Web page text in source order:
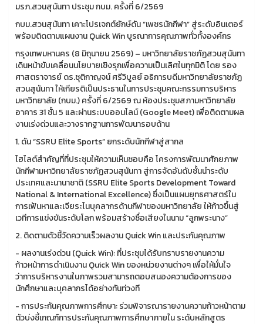
มรภ.สวนสุนันทา ประชุม กบม. ครั้งที่ 6/2569
กบม.สวนสุนันทา เคาะโปรเจกต์ยักษ์ดัน “เพชรนักกีฬา” สู่ระดับอินเตอร์
พร้อมติดตามแผนงาน Quick Win บูรณาการคุณภาพทั่วทั้งองค์กร
กรุงเทพมหานคร (8 มิถุนายน 2569) – มหาวิทยาลัยราชภัฏสวนสุนันทา
เดินหน้าขับเคลื่อนนโยบายเชิงรุกเพื่อความเป็นเลิศในทุกมิติ โดย รอง
ศาสตราจารย์ ดร.ชุติกาญจน์ ศรีวิบูลย์ อธิการบดีมหาวิทยาลัยราชภัฏ
สวนสุนันทา ให้เกียรติเป็นประธานในการประชุมคณะกรรมการบริหาร
มหาวิทยาลัย (กบม.) ครั้งที่ 6/2569 ณ ห้องประชุมสภามหาวิทยาลัย
อาคาร 31 ชั้น 5 และผ่านระบบออนไลน์ (Google Meet) เพื่อติดตามผล
งานเร่งด่วนและวางรากฐานการพัฒนารอบด้าน
1. ดัน “SSRU Elite Sports” ยกระดับนักกีฬาสู่สากล
ไฮไลต์สำคัญที่ที่ประชุมให้ความเห็นชอบคือ โครงการพัฒนาศักยภาพ
นักกีฬามหาวิทยาลัยราชภัฏสวนสุนันทา สู่การจัดอันดับชั้นนำระดับ
ประเทศและนานาชาติ (SSRU Elite Sports Development Toward
National & International Excellence) ซึ่งเป็นแผนยุทธศาสตร์ใน
การเฟ้นหาและเจียระไนบุคลากรด้านกีฬาของมหาวิทยาลัย ให้ก้าวขึ้นสู่
เวทีการแข่งขันระดับโลก พร้อมสร้างชื่อเสียงในนาม “ลูกพระนาง”
2. ติดตามตัวชี้วัดความเร็วผลงาน Quick Win และประกันคุณภาพ
- ผลงานเร่งด่วน (Quick Win): ที่ประชุมได้รับทราบรายงานความ
ก้าวหน้าการดำเนินงาน Quick Win ของหน่วยงานต่างๆ เพื่อให้มั่นใจ
ว่าการบริหารงานในภาพรวมสามารถตอบสนองความต้องการของ
นักศึกษาและบุคลากรได้อย่างทันท่วงที
- การประกันคุณภาพการศึกษา: ร่วมพิจารณารายงานความก้าวหน้าตาม
ตัวบ่งชี้เกณฑ์การประกันคุณภาพการศึกษาภายใน ระดับหลักสูตร